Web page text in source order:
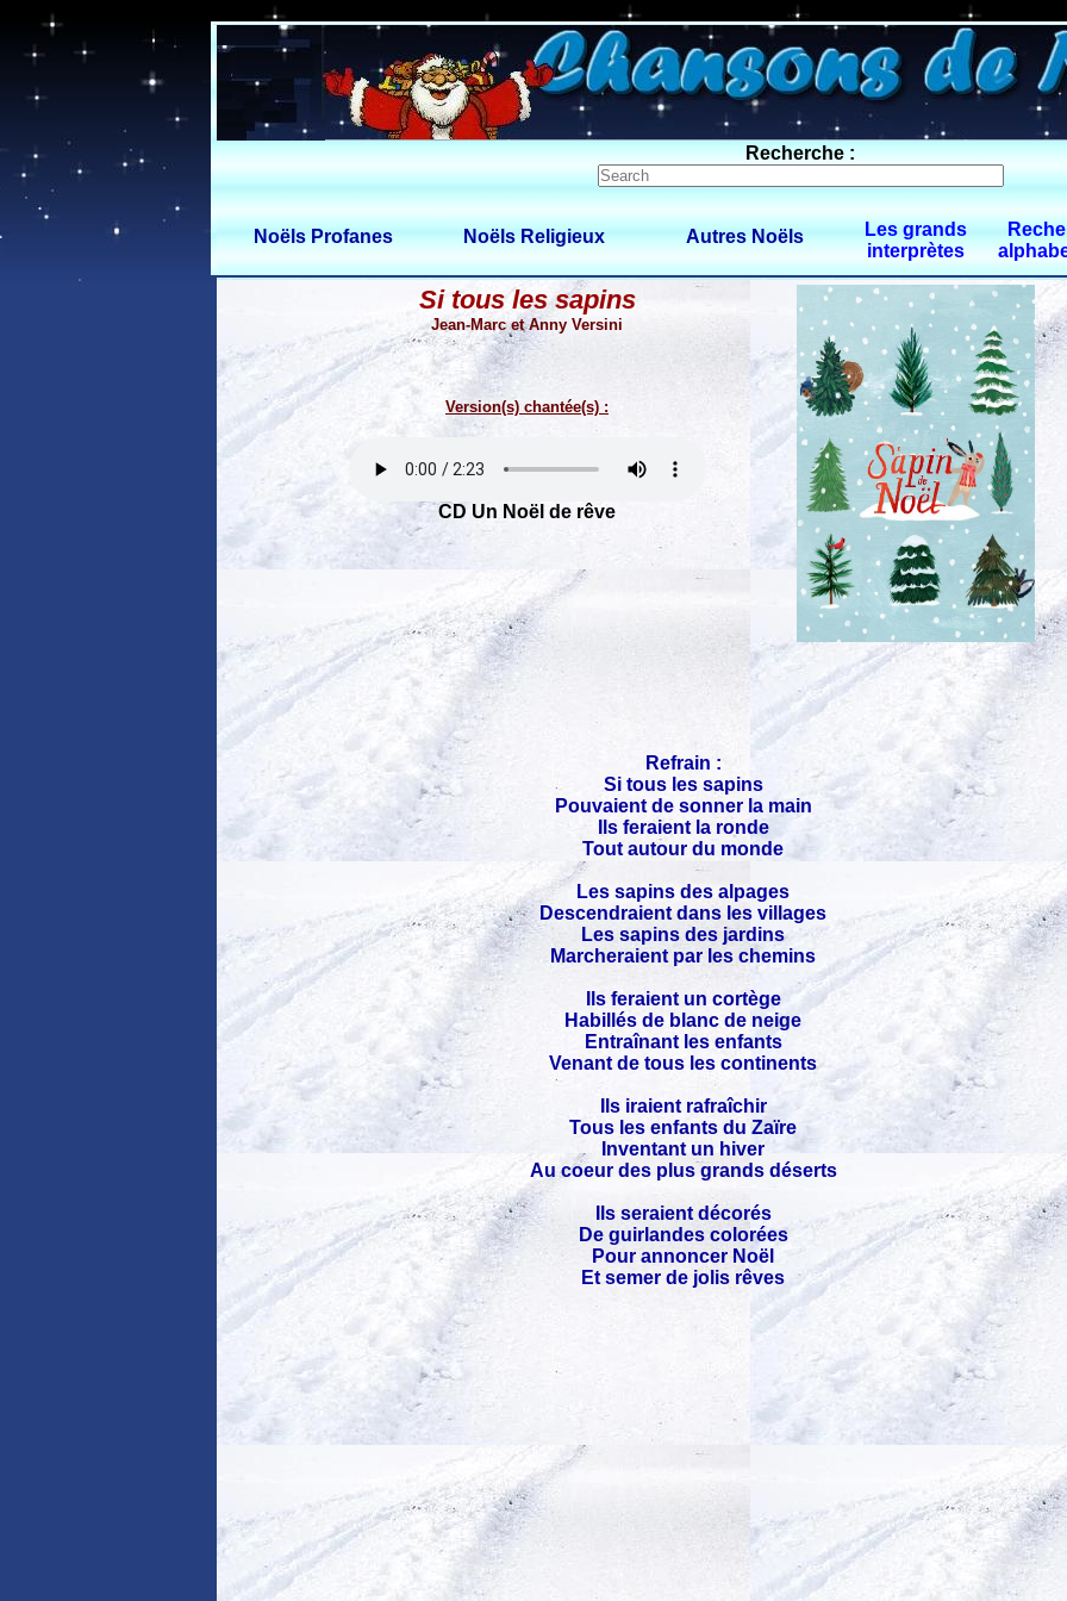
0 $limitbot 1 $limittot 2
Recherche :
Noëls Profanes Noëls Religieux Autres Noëls
Les grands
interprètes
Si tous les sapins
Jean-Marc et Anny Versini
Version(s) chantée(s) :
CD Un Noël de rêve
Refrain :
Si tous les sapins
Pouvaient de sonner la main
Ils feraient la ronde
Tout autour du monde
Les sapins des alpages
Descendraient dans les villages
Les sapins des jardins
Marcheraient par les chemins
Ils feraient un cortège
Habillés de blanc de neige
Entraînant les enfants
Venant de tous les continents
Ils iraient rafraîchir
Tous les enfants du Zaïre
Inventant un hiver
Au coeur des plus grands déserts
Ils seraient décorés
De guirlandes colorées
Pour annoncer Noël
Et semer de jolis rêves